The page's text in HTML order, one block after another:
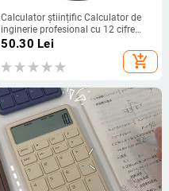
Calculator științific Calculator de
inginerie profesional cu 12 cifre
Calculator de matematică cu
funcție de 2 linii Afișaj mare pentru
clasă
50.30 Lei
add_shopping_cart